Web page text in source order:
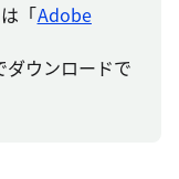
「Adobe
ウンロードで